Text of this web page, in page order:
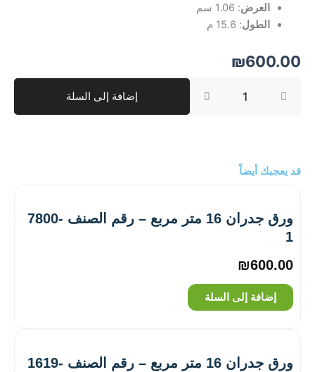
العرض: 1.06 سم
الطول: 15.6 م
₪600.00
–
‎1609-
2
إضافة إلى السلة
قد يعجبك أيضاً
ورق جدران 16 متر مربع – رقم الصنف ‎7800-
1
₪600.00
إضافة إلى السلة
ورق جدران 16 متر مربع – رقم الصنف ‎1619-